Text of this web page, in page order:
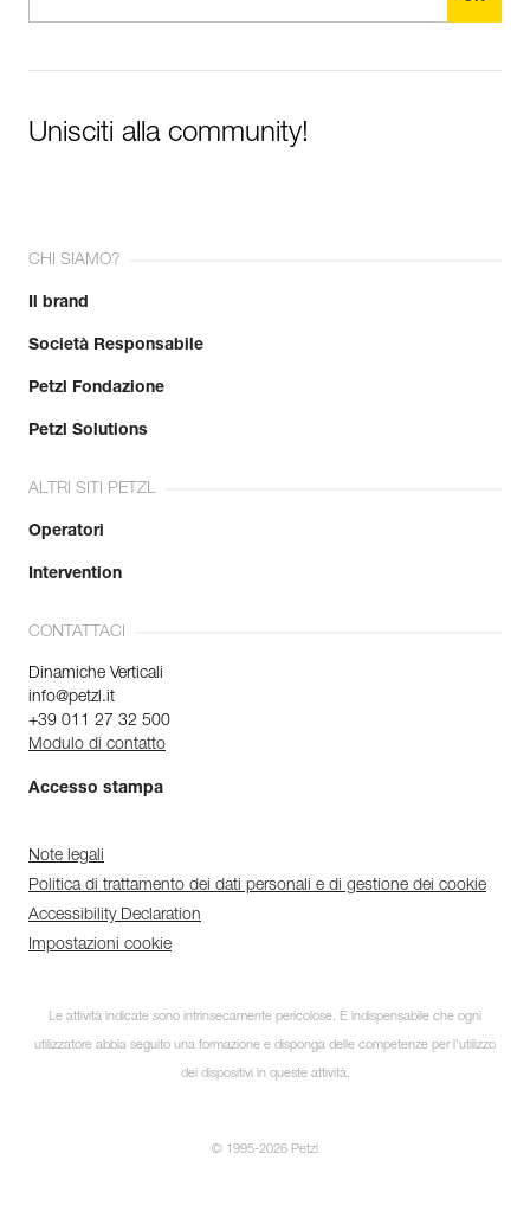
Unisciti alla community!
CHI SIAMO?
Il brand
Società Responsabile
Petzl Fondazione
Petzl Solutions
ALTRI SITI PETZL
Operatori
Intervention
CONTATTACI
Dinamiche Verticali
info@petzl.it
+39 011 27 32 500
Modulo di contatto
Accesso stampa
Note legali
Politica di trattamento dei dati personali e di gestione dei cookie
Accessibility Declaration
Impostazioni cookie
Le attività indicate sono intrinsecamente pericolose. È indispensabile che ogni
utilizzatore abbia seguito una formazione e disponga delle competenze per l’utilizzo
dei dispositivi in queste attività.
© 1995-2026 Petzl